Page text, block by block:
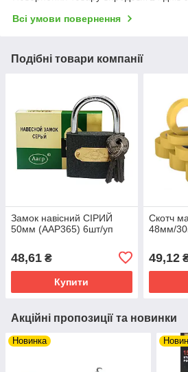
Всі умови повернення
Подібні товари компанії
Замок навісний СІРИЙ
50мм (ААР365) 6шт/уп
48,61 ₴
Купити
Скотч
48мм/
49,12
Акційні пропозиції та новинки
Новинка